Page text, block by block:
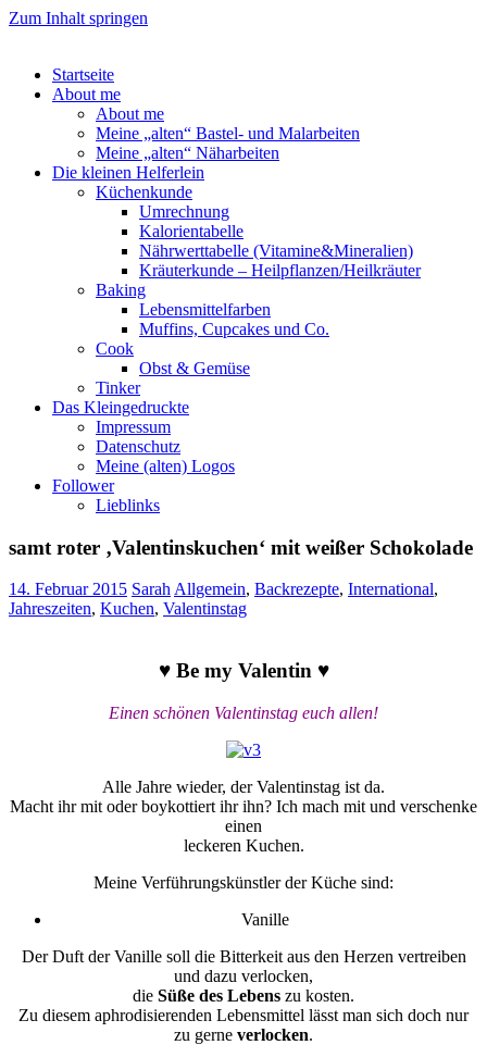
Zum Inhalt springen
Startseite
About me
About me
Meine „alten“ Bastel- und Malarbeiten
Meine „alten“ Näharbeiten
Die kleinen Helferlein
Küchenkunde
Umrechnung
Kalorientabelle
Nährwerttabelle (Vitamine&Mineralien)
Kräuterkunde – Heilpflanzen/Heilkräuter
Baking
Lebensmittelfarben
Muffins, Cupcakes und Co.
Cook
Obst & Gemüse
Tinker
Das Kleingedruckte
Impressum
Datenschutz
Meine (alten) Logos
Follower
Lieblinks
samt roter ‚Valentinskuchen‘ mit weißer Schokolade
14. Februar 2015 SarahAllgemein, Backrezepte, International,
Jahreszeiten, Kuchen, Valentinstag
♥ Be my Valentin ♥
Einen schönen Valentinstag euch allen!
Alle Jahre wieder, der Valentinstag ist da.
Macht ihr mit oder boykottiert ihr ihn? Ich mach mit und verschenke
einen
leckeren Kuchen.
Meine Verführungskünstler der Küche sind:
Vanille
Der Duft der Vanille soll die Bitterkeit aus den Herzen vertreiben
und dazu verlocken,
die Süße des Lebens zu kosten.
Zu diesem aphrodisierenden Lebensmittel lässt man sich doch nur
zu gerne verlocken.